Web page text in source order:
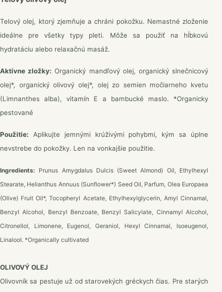
Telový olej, ktorý zjemňuje a chráni pokožku. Nemastné zloženie
ideálne pre všetky typy pleti. Môže sa použiť na hĺbkovú
hydratáciu alebo relaxačnú masáž.
Aktívne zložky: Organický mandľový olej, organický slnečnicový
olej*, organický olivový olej*, olej zo semien močiarneho kvetu
(Limnanthes alba), vitamín E a bambucké maslo. *Organicky
pestované
Použitie: Aplikujte jemnými krúživými pohybmi, kým sa úplne
nevstrebe do pokožky. Len na vonkajšie použitie.
Ingredients: Prunus Amygdalus Dulcis (Sweet Almond) Oil, Ethylhexyl
Stearate, Helianthus Annuus (Sunflower*) Seed Oil, Parfum, Olea Europaea
(Olive) Fruit Oil*, Tocopheryl Acetate, Ethylhexylglycerin, Amyl Cinnamal,
Benzyl Alcohol, Benzyl Benzoate, Benzyl Salicylate, Cinnamyl Alcohol,
Citronellol, Limonene, Eugenol, Geraniol, Hexyl Cinnamal, Isoeugenol,
Linalool. *Organically cultivated
OLIVOVÝ OLEJ
Olivovník sa pestuje už od starovekých gréckych čias. Pre starých